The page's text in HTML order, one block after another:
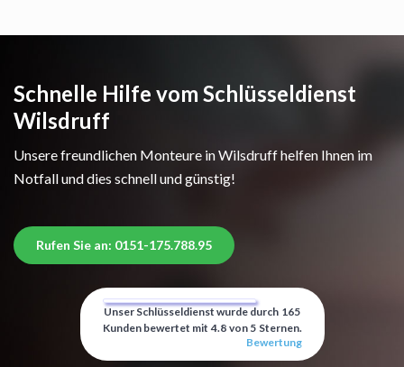
Schnelle Hilfe vom Schlüsseldienst
Wilsdruff
Unsere freundlichen Monteure in Wilsdruff helfen Ihnen im
Notfall und dies schnell und günstig!
Rufen Sie an: 0151-175.788.95
Unser Schlüsseldienst wurde durch 165
Kunden bewertet mit 4.8 von 5 Sternen.
Bewertung